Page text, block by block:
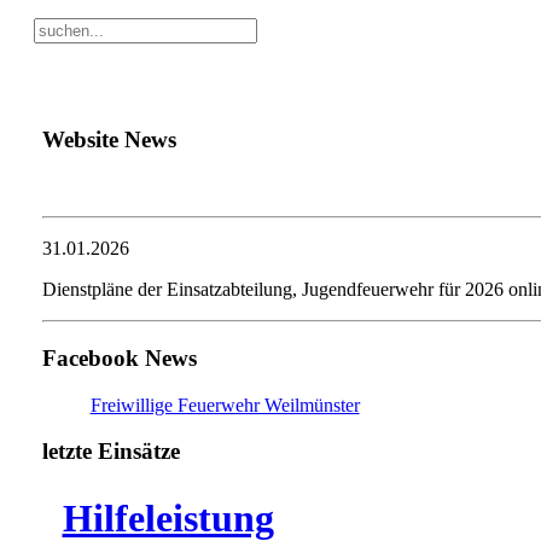
Website News
31.01.2026
Dienstpläne der Einsatzabteilung, Jugendfeuerwehr für 2026
Facebook News
Freiwillige Feuerwehr Weilmünster
letzte Einsätze
Hilfeleistung